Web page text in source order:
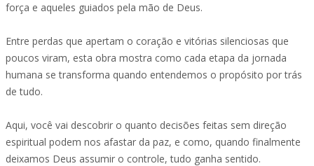
força e aqueles guiados pela mão de Deus.
Entre perdas que apertam o coração e vitórias silenciosas que
poucos viram, esta obra mostra como cada etapa da jornada
humana se transforma quando entendemos o propósito por trás
de tudo.
Aqui, você vai descobrir o quanto decisões feitas sem direção
espiritual podem nos afastar da paz, e como, quando finalmente
deixamos Deus assumir o controle, tudo ganha sentido.